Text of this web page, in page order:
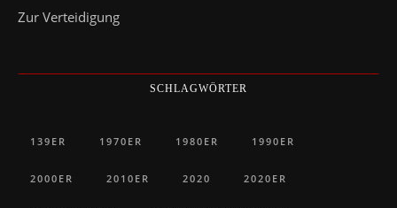
Zur Verteidigung
SCHLAGWÖRTER
139ER 1970ER 1980ER 1990ER
2000ER 2010ER 2020 2020ER